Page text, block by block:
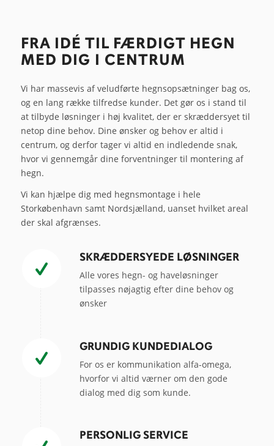
FRA IDÉ TIL FÆRDIGT HEGN
MED DIG I CENTRUM
Vi har massevis af veludførte hegnsopsætninger bag os,
og en lang række tilfredse kunder. Det gør os i stand til
at tilbyde løsninger i høj kvalitet, der er skræddersyet til
netop dine behov. Dine ønsker og behov er altid i
centrum, og derfor tager vi altid en indledende snak,
hvor vi gennemgår dine forventninger til montering af
hegn.
Vi kan hjælpe dig med hegnsmontage i hele
Storkøbenhavn samt Nordsjælland, uanset hvilket areal
der skal afgrænses.
SKRÆDDERSYEDE LØSNINGER
Alle vores hegn- og haveløsninger
tilpasses nøjagtig efter dine behov og
ønsker
GRUNDIG KUNDEDIALOG
For os er kommunikation alfa-omega,
hvorfor vi altid værner om den gode
dialog med dig som kunde.
PERSONLIG SERVICE